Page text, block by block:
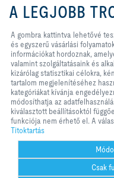
Telefon +36 1 212 1211
Kapcsolat
A TROX A KÖZÖSSÉGI
Kezdőlap Kapcsolat
Titoktartás
A LEGJOBB
A gombra kattintva lehetővé
és egyszerű vásárlási
információkat hordoznak,
valamint szolgáltatásaink és
kizárólag statisztikai célokra,
tartalom megjelenítéséhez
kategóriákat kívánja
módosíthatja az
kiválasztott beállításoktól
funkciója nem érhető el. A
Titoktartás
Csak